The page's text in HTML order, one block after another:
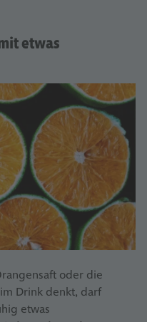
etwas
oder die
Drink denkt, darf
etwas